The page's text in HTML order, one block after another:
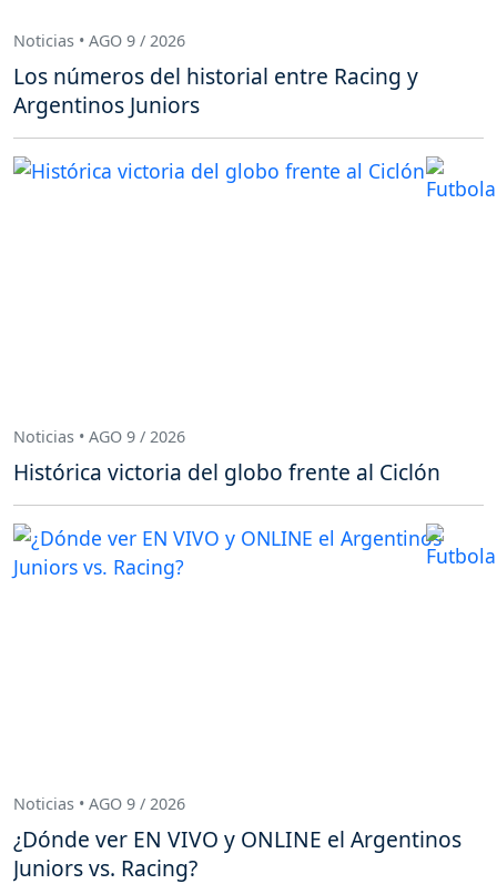
Noticias • AGO 9 / 2026
Los números del historial entre Racing y
Argentinos Juniors
Noticias • AGO 9 / 2026
Histórica victoria del globo frente al Ciclón
Noticias • AGO 9 / 2026
¿Dónde ver EN VIVO y ONLINE el Argentinos
Juniors vs. Racing?